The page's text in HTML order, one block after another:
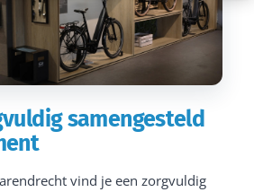
samengesteld
vind je een zorgvuldig